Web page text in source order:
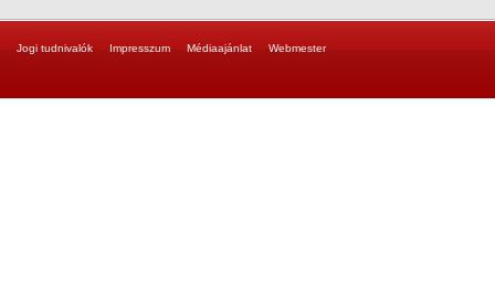
Jogi tudnivalók Impresszum Médiaajánlat Webmester